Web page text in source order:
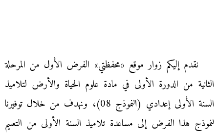
نقدم إليكم زوار موقع «محفظتي» الفرض الأول من المرحلة
الثانية من الدورة الأولى في مادة علوم الحياة والأرض لتلاميذ
السنة الأولى إعدادي (النموذج 08)، ونهدف من خلال توفيرنا
لنموذج هذا الفرض إلى مساعدة تلاميذ السنة الأولى من التعليم